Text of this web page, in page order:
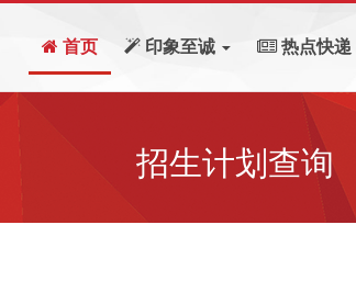
首页 印象至诚 热点快递
招生计划查询